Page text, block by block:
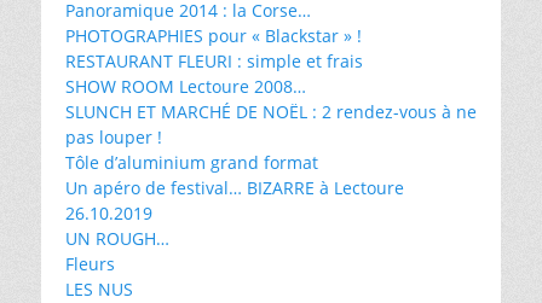
Panoramique 2014 : la Corse…
PHOTOGRAPHIES pour « Blackstar » !
RESTAURANT FLEURI : simple et frais
SHOW ROOM Lectoure 2008…
SLUNCH ET MARCHÉ DE NOËL : 2 rendez-vous à ne
pas louper !
Tôle d’aluminium grand format
Un apéro de festival… BIZARRE à Lectoure
26.10.2019
UN ROUGH…
Fleurs
LES NUS